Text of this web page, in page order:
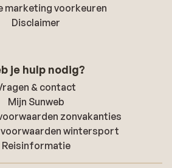
marketing voorkeuren
Disclaimer
je hulp nodig?
& contact
Mijn Sunweb
zonvakanties
voorwaarden wintersport
Reisinformatie